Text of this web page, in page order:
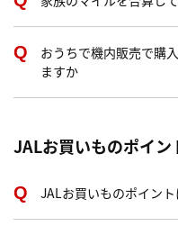
おうちで機内販売で購
ますか
JALお買いものポイン
JALお買いものポイン